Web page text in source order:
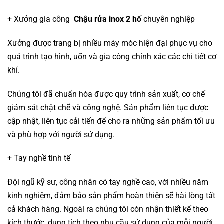
+ Xưởng gia công Chậu rửa inox 2 hốchuyên nghiệp
Xưởng được trang bị nhiều máy móc hiện đại phục vụ cho
quá trình tạo hình, uốn và gia công chính xác các chi tiết cơ
khí.
Chúng tôi đã chuẩn hóa được quy trình sản xuất, cơ chế
giám sát chặt chẽ và công nghệ. Sản phẩm liên tục được
cập nhật, liên tục cải tiến để cho ra những sản phẩm tối ưu
và phù hợp với người sử dụng.
+ Tay nghề tinh tế
Đội ngũ kỹ sư, công nhân có tay nghề cao, với nhiều năm
kinh nghiệm, đảm bảo sản phẩm hoàn thiện sẽ hài lòng tất
cả khách hàng. Ngoài ra chúng tôi còn nhận thiết kế theo